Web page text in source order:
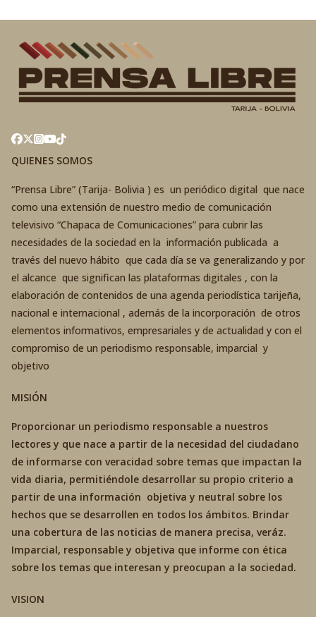
QUIENES SOMOS
“Prensa Libre” (Tarija- Bolivia ) es un periódico digital que nace
como una extensión de nuestro medio de comunicación
televisivo “Chapaca de Comunicaciones” para cubrir las
necesidades de la sociedad en la información publicada a
través del nuevo hábito que cada día se va generalizando y por
el alcance que significan las plataformas digitales , con la
elaboración de contenidos de una agenda periodística tarijeña,
nacional e internacional , además de la incorporación de otros
elementos informativos, empresariales y de actualidad y con el
compromiso de un periodismo responsable, imparcial y
objetivo
MISIÓN
Proporcionar un periodismo responsable a nuestros
lectores y que nace a partir de la necesidad del ciudadano
de informarse con veracidad sobre temas que impactan la
vida diaria, permitiéndole desarrollar su propio criterio a
partir de una información objetiva y neutral sobre los
hechos que se desarrollen en todos los ámbitos. Brindar
una cobertura de las noticias de manera precisa, veráz.
Imparcial, responsable y objetiva que informe con ética
sobre los temas que interesan y preocupan a la sociedad.
VISION